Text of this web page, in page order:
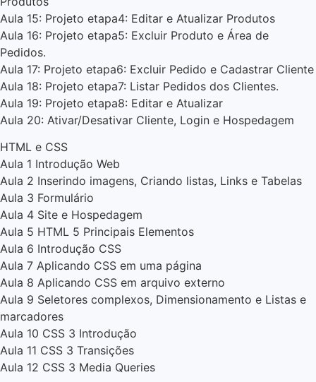
Aula 15: Projeto etapa4: Editar e Atualizar Produtos
Aula 16: Projeto etapa5: Excluir Produto e Área de
Pedidos.
Aula 17: Projeto etapa6: Excluir Pedido e Cadastrar Cliente
Aula 18: Projeto etapa7: Listar Pedidos dos Clientes.
Aula 19: Projeto etapa8: Editar e Atualizar
Aula 20: Ativar/Desativar Cliente, Login e Hospedagem
HTML e CSS
Aula 1 Introdução Web
Aula 2 Inserindo imagens, Criando listas, Links e Tabelas
Aula 3 Formulário
Aula 4 Site e Hospedagem
Aula 5 HTML 5 Principais Elementos
Aula 6 Introdução CSS
Aula 7 Aplicando CSS em uma página
Aula 8 Aplicando CSS em arquivo externo
Aula 9 Seletores complexos, Dimensionamento e Listas e
marcadores
Aula 10 CSS 3 Introdução
Aula 11 CSS 3 Transições
Aula 12 CSS 3 Media Queries